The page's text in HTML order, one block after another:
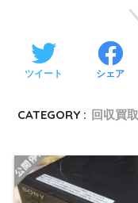
ツイート シェア
CATEGORY : 回収買